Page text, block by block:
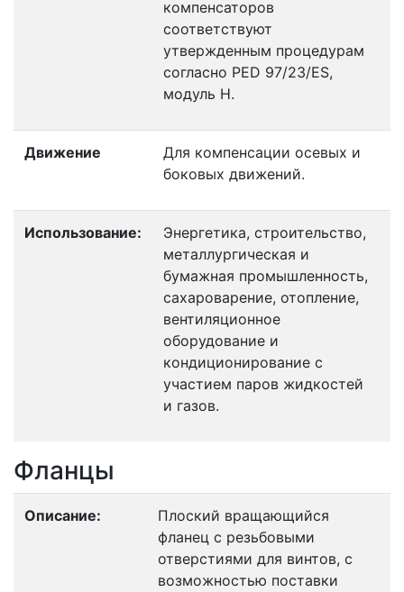
компенсаторов
соответствуют
утвержденным процедурам
согласно PED 97/23/ES,
модуль H.
Движение
Для компенсации осевых и
боковых движений.
Использование:
Энергетика, строительство,
металлургическая и
бумажная промышленность,
сахароварение, отопление,
вентиляционное
оборудование и
кондиционирование с
участием паров жидкостей
и газов.
Фланцы
Описание:
Плоский вращающийся
фланец с резьбовыми
отверстиями для винтов, с
возможностью поставки